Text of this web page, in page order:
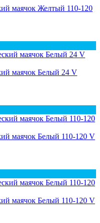
маячок Желтый 110-120
маячок Белый 24 V
маячок Белый 110-120 V
маячок Белый 110-120 V